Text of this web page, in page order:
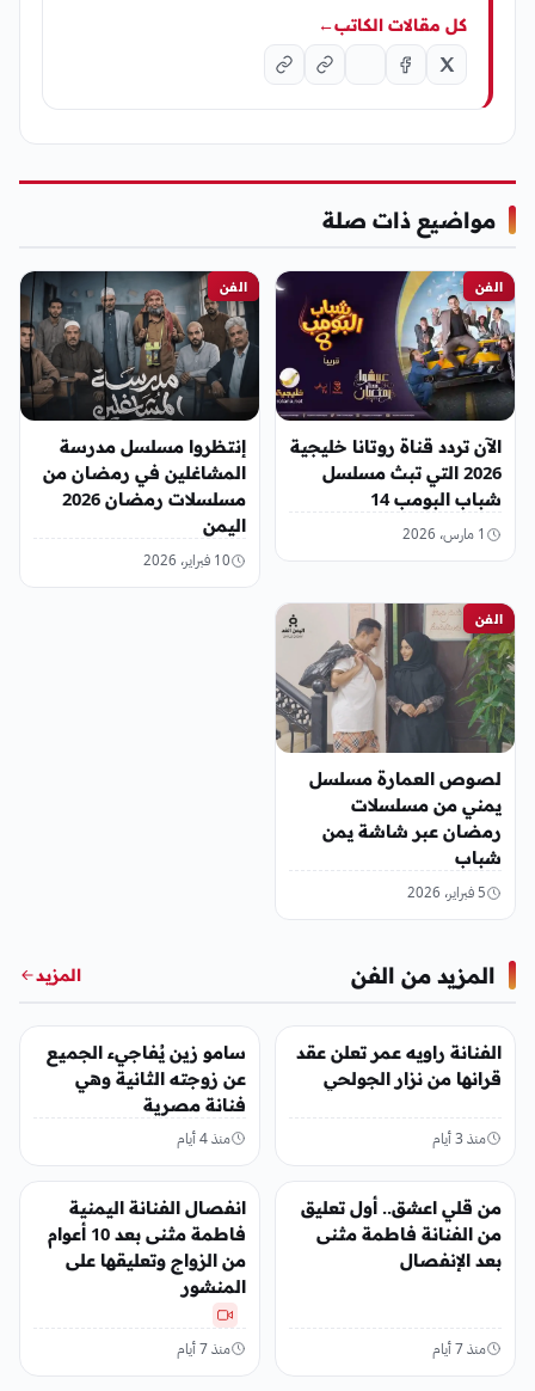
كل مقالات الكاتب←
مواضيع ذات صلة
الفن
الآن تردد قناة روتانا خليجية
2026 التي تبث مسلسل
شباب البومب 14
1 مارس، 2026
الفن
إنتظروا مسلسل مدرسة
المشاغلين في رمضان من
مسلسلات رمضان 2026
اليمن
10 فبراير، 2026
الفن
لصوص العمارة مسلسل
يمني من مسلسلات
رمضان عبر شاشة يمن
شباب
5 فبراير، 2026
المزيد من الفن المزيد
الفن
الفنانة راويه عمر تعلن عقد
قرانها من نزار الجولحي
منذ 3 أيام
الفن
سامو زين يُفاجيء الجميع
عن زوجته الثانية وهي
فنانة مصرية
منذ 4 أيام
من قلي اعشق.. أول تعليق
من الفنانة فاطمة مثنى
بعد الإنفصال
منذ 7 أيام
الفن
انفصال الفنانة اليمنية
فاطمة مثنى بعد 10 أعوام
من الزواج وتعليقها على
المنشور
منذ 7 أيام